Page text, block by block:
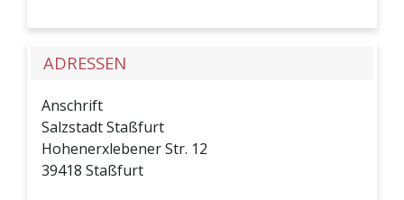
ADRESSEN
Anschrift
Salzstadt Staßfurt
Hohenerxlebener Str. 12
39418 Staßfurt